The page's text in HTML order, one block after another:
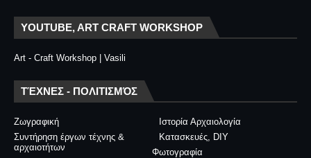
YOUTUBE, ART CRAFT WORKSHOP
Art - Craft Workshop | Vasili
ΤΈΧΝΕΣ - ΠΟΛΙΤΙΣΜΌΣ
Ζωγραφική
Ιστορία Αρχαιολογία
Συντήρηση έργων τέχνης &
αρχαιοτήτων
Κατασκευές, DIY
Φωτογραφία